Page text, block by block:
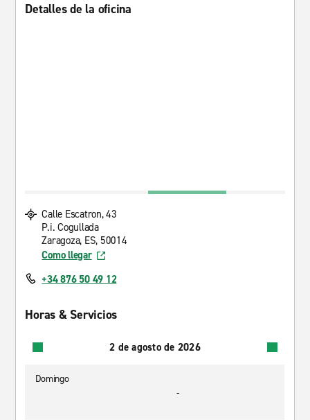
Detalles de la oficina
Calle Escatron, 43
P.i. Cogullada
Zaragoza, ES, 50014
Como llegar
+34 876 50 49 12
Horas & Servicios
2 de agosto de 2026
Domingo
-